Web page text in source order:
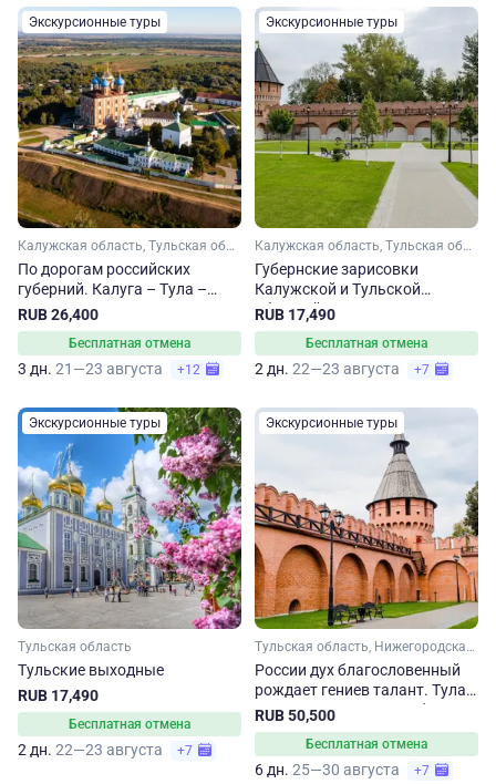
Экскурсионные туры
Калужская область, Тульская область, Рязанская область
По дорогам российских
губерний. Калуга – Тула –
Рязань
RUB 26,400
Бесплатная отмена
3 дн. 21—23 августа +12
Экскурсионные туры
Калужская область, Тульская область
Губернские зарисовки
Калужской и Тульской
областей
RUB 17,490
Бесплатная отмена
2 дн. 22—23 августа +7
Экскурсионные туры
Тульская область
Тульские выходные
RUB 17,490
Бесплатная отмена
2 дн. 22—23 августа +7
Экскурсионные туры
Тульская область, Нижегородская область, Липецкая область, Тамбовская область
России дух благословенный
рождает гениев талант. Тула
– Липецк – Елец – Тамбов –
Пенза – Нижний Новгород
RUB 50,500
Бесплатная отмена
6 дн. 25—30 августа +7